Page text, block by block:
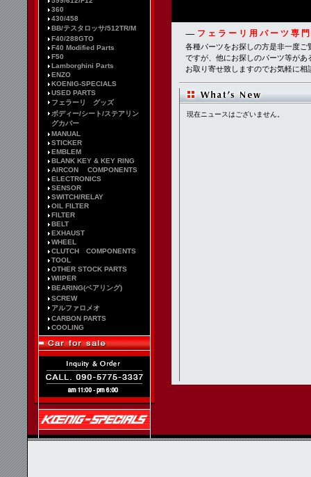
360
430/458
BB/テスタロッサ/512TR/M
F40/288GTO
F40 Modified Parts
F50
Lamborghini Parts
ENZO
KOENIG-SPECIALS
USED PARTS
フェラーリ グッズ
ボディー/シート/ステアリン
グカバー
MANUAL
STICKER
EMBLEM
BLANK KEY & KEY RING
AIRCON COMPONENTS
ELECTRONICS
SENSOR
SWITCH/RELAY
OIL FILTER
FILTER
BELT
EXHAUST
WHEEL
CLUTCH COMPONENTS
TOOL
OTHER STOCK PARTS
WIIPER
BEARING(ベアリング)
SCREW
アルファロメオ
CARBON PARTS
COOLING
------ フェラーリ用パーツ専
各種パーツをお探しの方是非一度
ですが、他にお探しのパーツ等が
お取り寄せ致しますのでお気軽に